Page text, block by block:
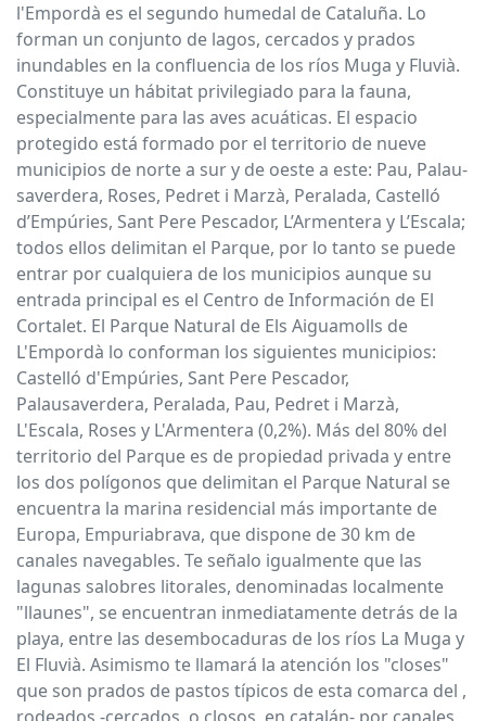
l'Empordà es el segundo humedal de Cataluña. Lo
forman un conjunto de lagos, cercados y prados
inundables en la confluencia de los ríos Muga y Fluvià.
Constituye un hábitat privilegiado para la fauna,
especialmente para las aves acuáticas. El espacio
protegido está formado por el territorio de nueve
municipios de norte a sur y de oeste a este: Pau, Palau-
saverdera, Roses, Pedret i Marzà, Peralada, Castelló
d’Empúries, Sant Pere Pescador, L’Armentera y L’Escala;
todos ellos delimitan el Parque, por lo tanto se puede
entrar por cualquiera de los municipios aunque su
entrada principal es el Centro de Información de El
Cortalet. El Parque Natural de Els Aiguamolls de
L'Empordà lo conforman los siguientes municipios:
Castelló d'Empúries, Sant Pere Pescador,
Palausaverdera, Peralada, Pau, Pedret i Marzà,
L'Escala, Roses y L'Armentera (0,2%). Más del 80% del
territorio del Parque es de propiedad privada y entre
los dos polígonos que delimitan el Parque Natural se
encuentra la marina residencial más importante de
Europa, Empuriabrava, que dispone de 30 km de
canales navegables. Te señalo igualmente que las
lagunas salobres litorales, denominadas localmente
"llaunes", se encuentran inmediatamente detrás de la
playa, entre las desembocaduras de los ríos La Muga y
El Fluvià. Asimismo te llamará la atención los "closes"
que son prados de pastos típicos de esta comarca del ,